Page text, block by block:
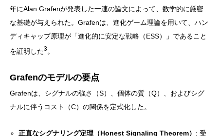
年にAlan Grafenが発表した一連の論文によって、数学的に厳密
な基礎が与えられた。Grafenは、進化ゲーム理論を用いて、ハン
ディキャップ原理が「進化的に安定な戦略（ESS）」であること
を証明した3。
Grafenのモデルの要点
Grafenは、シグナルの強さ（S）、個体の質（Q）、およびシグ
ナルに伴うコスト（C）の関係を定式化した。
正直なシグナリング定理（Honest Signaling Theorem） : 受